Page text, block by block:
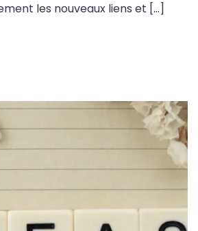
les nouveaux liens et […]